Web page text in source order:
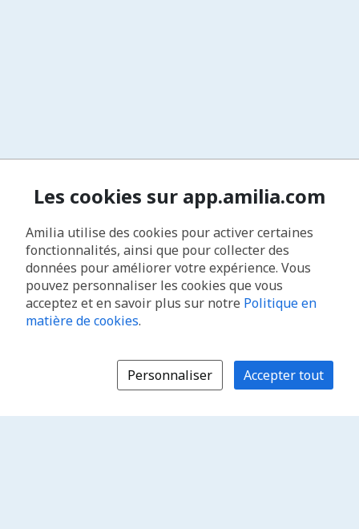
Les cookies sur app.amilia.com
Amilia utilise des cookies pour activer certaines
fonctionnalités, ainsi que pour collecter des
données pour améliorer votre expérience. Vous
pouvez personnaliser les cookies que vous
acceptez et en savoir plus sur notre Politique en
matière de cookies.
Personnaliser Accepter tout